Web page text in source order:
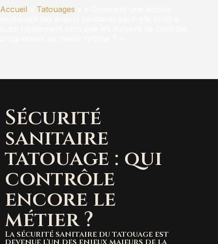
Accueil
Tatouages
Sécurité
sanitaire
tatouage : qui
contrôle
encore le
métier ?
La sécurité sanitaire du tatouage est